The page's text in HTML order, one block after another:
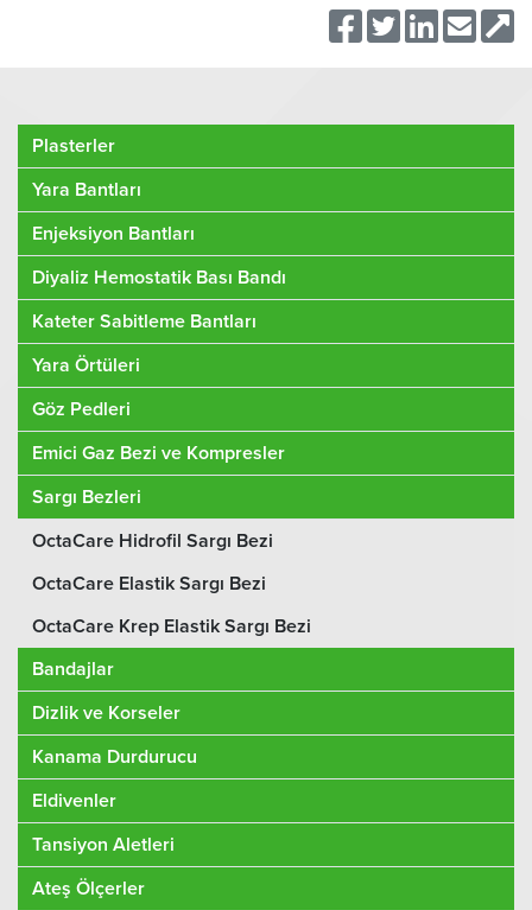
Plasterler
Yara Bantları
Enjeksiyon Bantları
Diyaliz Hemostatik Bası Bandı
Kateter Sabitleme Bantları
Yara Örtüleri
Göz Pedleri
Emici Gaz Bezi ve Kompresler
Sargı Bezleri
OctaCare Hidrofil Sargı Bezi
OctaCare Elastik Sargı Bezi
OctaCare Krep Elastik Sargı Bezi
Bandajlar
Dizlik ve Korseler
Kanama Durdurucu
Eldivenler
Tansiyon Aletleri
Ateş Ölçerler